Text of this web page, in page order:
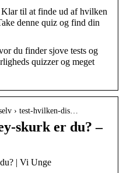
til at finde ud af hvilken
denne quiz og find din
du finder sjove tests og
quizzer og meget
› test-hvilken-dis…
skurk er du? –
| Vi Unge